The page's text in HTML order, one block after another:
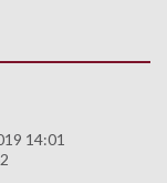
14:01